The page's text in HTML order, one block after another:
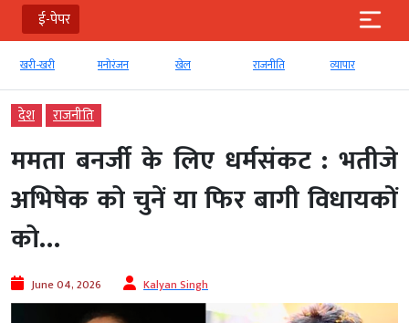
ई-पेपर
मनोरंजन खेल राजनीति व्‍यापार टेक्‍नोलॉजी
देश राजनीति
ममता बनर्जी के लिए धर्मसंकट : भतीजे
अभिषेक को चुनें या फिर बागी विधायकों
को…
June 04, 2026 Kalyan Singh